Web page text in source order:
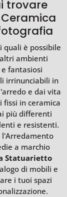
trovare
quali è possibile
ambienti
fantasiosi
irrinunciabili in
e dai vita
fissi in ceramica
più differenti
e resistenti.
l'Arredamento
a marchio
Statuarietto
di mobili e
i tuoi spazi